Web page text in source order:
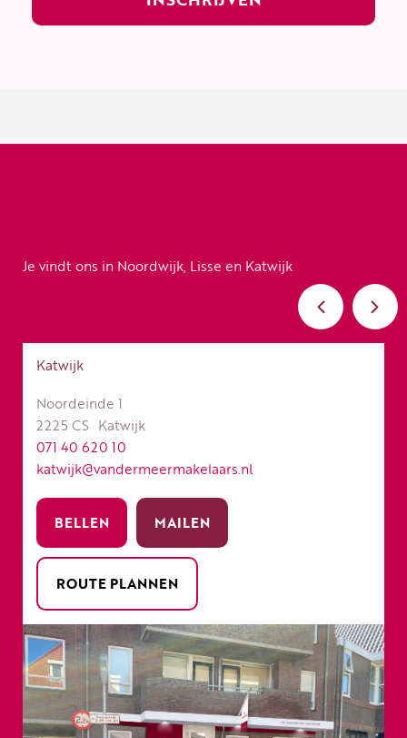
Je vindt ons in Noordwijk, Lisse en Katwijk
Katwijk
Noordeinde 1
2225 CS Katwijk
071 40 620 10
katwijk@vandermeermakelaars.nl
BELLEN MAILEN
ROUTE PLANNEN